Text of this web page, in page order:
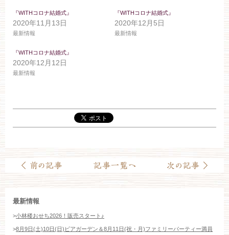
資料請求
おもてなし
『WITHコロナ結婚式』
2020年11月13日
最新情報
『WITHコロナ結婚式』
2020年12月5日
最新情報
『WITHコロナ結婚式』
2020年12月12日
最新情報
最新情報
>小林楼おせち2026！販売スタート♪
>8月9日(土)10日(日)ビアガーデン＆8月11日(祝・月)ファミリーパーティー満員